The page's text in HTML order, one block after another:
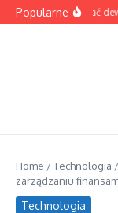
Przejdź do treści
PopularneJak wybrać
Home /Technologia /
zarządzaniu
Technologia